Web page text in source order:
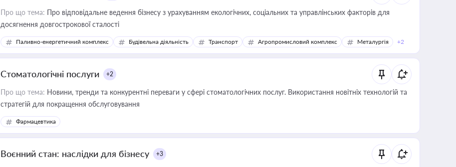
Про що тема: Про відповідальне ведення бізнесу з урахуванням екологічних, соціальних та управлінських факторів для
досягнення довгострокової сталості
Паливно-енергетичний комплекс Будівельна діяльність Транспорт Агропромисловий комплекс Металургія +2
Стоматологічні послуги +2
Про що тема: Новини, тренди та конкурентні переваги у сфері стоматологічних послуг. Використання новітніх технологій та
стратегій для покращення обслуговування
Фармацевтика
Воєнний стан: наслідки для бізнесу +3